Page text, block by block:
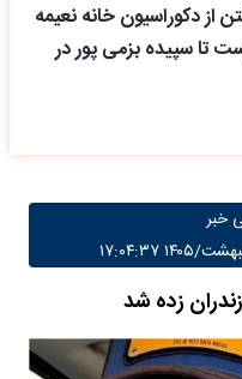
از دکوراسیون خانه نعیمه
تا سپیده بزمی پور در
خبر
زده شد